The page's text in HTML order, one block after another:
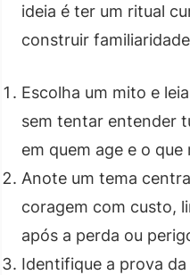
ideia é ter um ritual
construir
Escolha um mito e
sem tentar entender
em quem age e o que
Anote um tema
coragem com custo,
após a perda ou
Identifique a prova